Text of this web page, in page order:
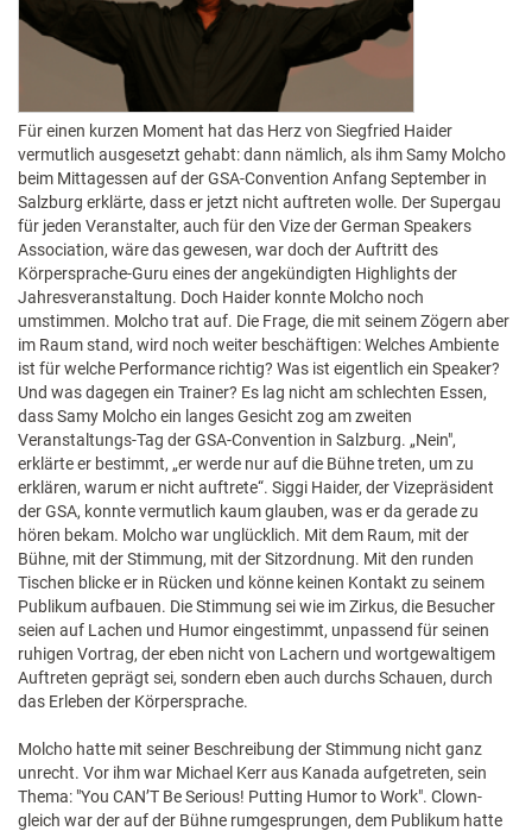
Für einen kurzen Moment hat das Herz von Siegfried Haider
vermutlich ausgesetzt gehabt: dann nämlich, als ihm Samy Molcho
beim Mittagessen auf der GSA-Convention Anfang September in
Salzburg erklärte, dass er jetzt nicht auftreten wolle. Der Supergau
für jeden Veranstalter, auch für den Vize der German Speakers
Association, wäre das gewesen, war doch der Auftritt des
Körpersprache-Guru eines der angekündigten Highlights der
Jahresveranstaltung. Doch Haider konnte Molcho noch
umstimmen. Molcho trat auf. Die Frage, die mit seinem Zögern aber
im Raum stand, wird noch weiter beschäftigen: Welches Ambiente
ist für welche Performance richtig? Was ist eigentlich ein Speaker?
Und was dagegen ein Trainer? Es lag nicht am schlechten Essen,
dass Samy Molcho ein langes Gesicht zog am zweiten
Veranstaltungs-Tag der GSA-Convention in Salzburg. „Nein",
erklärte er bestimmt, „er werde nur auf die Bühne treten, um zu
erklären, warum er nicht auftrete“. Siggi Haider, der Vizepräsident
der GSA, konnte vermutlich kaum glauben, was er da gerade zu
hören bekam. Molcho war unglücklich. Mit dem Raum, mit der
Bühne, mit der Stimmung, mit der Sitzordnung. Mit den runden
Tischen blicke er in Rücken und könne keinen Kontakt zu seinem
Publikum aufbauen. Die Stimmung sei wie im Zirkus, die Besucher
seien auf Lachen und Humor eingestimmt, unpassend für seinen
ruhigen Vortrag, der eben nicht von Lachern und wortgewaltigem
Auftreten geprägt sei, sondern eben auch durchs Schauen, durch
das Erleben der Körpersprache.
Molcho hatte mit seiner Beschreibung der Stimmung nicht ganz
unrecht. Vor ihm war Michael Kerr aus Kanada aufgetreten, sein
Thema: "You CAN’T Be Serious! Putting Humor to Work". Clown-
gleich war der auf der Bühne rumgesprungen, dem Publikum hatte